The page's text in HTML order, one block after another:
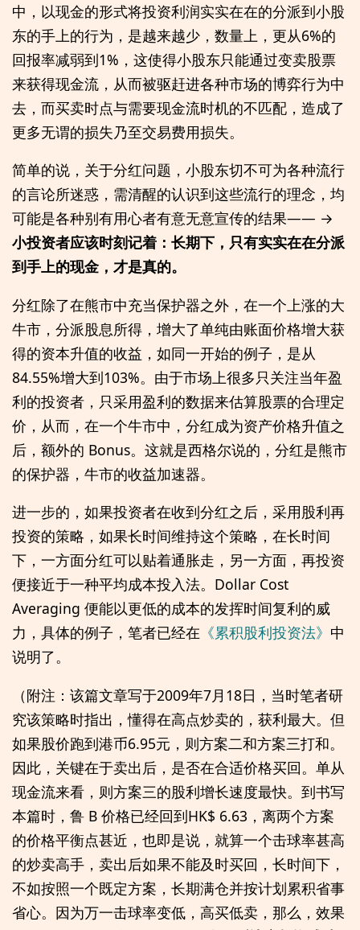
中，以现金的形式将投资利润实实在在的分派到小股
东的手上的行为，是越来越少，数量上，更从6%的
回报率减弱到1%，这使得小股东只能通过变卖股票
来获得现金流，从而被驱赶进各种市场的博弈行为中
去，而买卖时点与需要现金流时机的不匹配，造成了
更多无谓的损失乃至交易费用损失。
简单的说，关于分红问题，小股东切不可为各种流行
的言论所迷惑，需清醒的认识到这些流行的理念，均
可能是各种别有用心者有意无意宣传的结果—— →
小投资者应该时刻记着：长期下，只有实实在在分派
到手上的现金，才是真的。
分红除了在熊市中充当保护器之外，在一个上涨的大
牛市，分派股息所得，增大了单纯由账面价格增大获
得的资本升值的收益，如同一开始的例子，是从
84.55%增大到103%。由于市场上很多只关注当年盈
利的投资者，只采用盈利的数据来估算股票的合理定
价，从而，在一个牛市中，分红成为资产价格升值之
后，额外的 Bonus。这就是西格尔说的，分红是熊市
的保护器，牛市的收益加速器。
进一步的，如果投资者在收到分红之后，采用股利再
投资的策略，如果长时间维持这个策略，在长时间
下，一方面分红可以贴着通胀走，另一方面，再投资
便接近于一种平均成本投入法。Dollar Cost
Averaging 便能以更低的成本的发挥时间复利的威
力，具体的例子，笔者已经在 《累积股利投资法》 中
说明了。
（附注：该篇文章写于2009年7月18日，当时笔者研
究该策略时指出，懂得在高点炒卖的，获利最大。但
如果股价跑到港币6.95元，则方案二和方案三打和。
因此，关键在于卖出后，是否在合适价格买回。单从
现金流来看，则方案三的股利增长速度最快。到书写
本篇时，鲁 B 价格已经回到HK$ 6.63，离两个方案
的价格平衡点甚近，也即是说，就算一个击球率甚高
的炒卖高手，卖出后如果不能及时买回，长时间下，
不如按照一个既定方案，长期满仓并按计划累积省事
省心。因为万一击球率变低，高买低卖，那么，效果